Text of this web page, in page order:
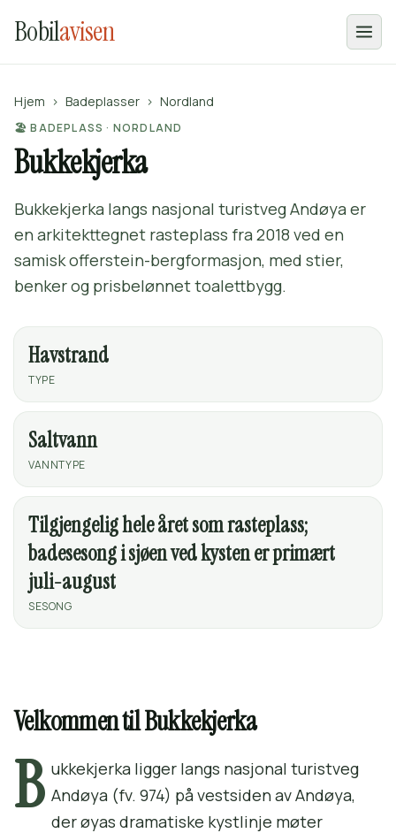
Bobilavisen
Hjem › Badeplasser › Nordland
🏖️ BADEPLASS · NORDLAND
Bukkekjerka
Bukkekjerka langs nasjonal turistveg Andøya er
en arkitekttegnet rasteplass fra 2018 ved en
samisk offerstein-bergformasjon, med stier,
benker og prisbelønnet toalettbygg.
Havstrand
TYPE
Saltvann
VANNTYPE
Tilgjengelig hele året som rasteplass;
badesesong i sjøen ved kysten er primært
juli-august
SESONG
Velkommen til Bukkekjerka
B ukkekjerka ligger langs nasjonal turistveg
Andøya (fv. 974) på vestsiden av Andøya,
der øyas dramatiske kystlinje møter